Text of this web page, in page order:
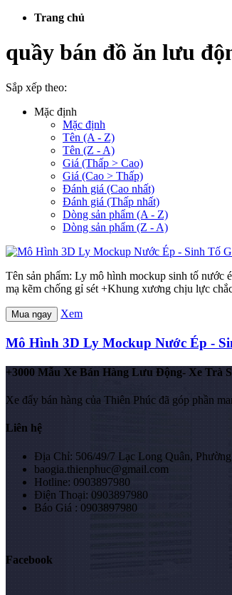
Trang chủ
quầy bán đồ ăn lưu
Sắp xếp theo:
Mặc định
Mặc định
Tên (A - Z)
Tên (Z - A)
Giá (Thấp > Cao)
Giá (Cao > Thấp)
Đánh giá (Cao nhất)
Đánh giá (Thấp nhất)
Dòng sản phẩm (A - Z)
Dòng sản phẩm (Z - A)
Tên sản phẩm: Ly mô hình mockup sinh tố nước
mạ kẽm chống gỉ sét +Khung xương chịu lực
Mua ngay Xem
Mô Hình 3D Ly Mockup Nước Ép -
+3000 Mẫu Xe Bán Hàng Lưu Động- Xe Trà
Xe đẩy bán hàng của Thiên Phúc đã góp phần
Liên hệ
Địa Chỉ: 506/49/7 Lạc Long Quân,
baogia.thienphuc@gmail.com
Hotline: 0903897980
Điện Thoại: 0903897980
Báo Giá : 0903897980
Facebook